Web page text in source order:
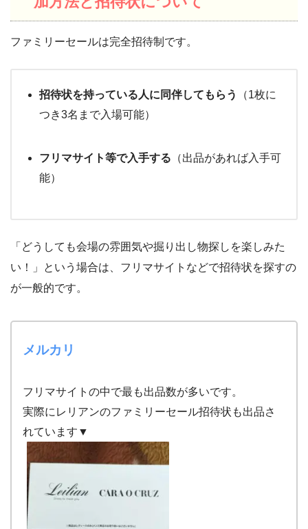
ファミリーセールは完全招待制です。
招待状を持っている人に同伴してもらう
（1枚に
つき3名まで入場可能）
フリマサイト等で入手する （出品があれば入手可
能）
「どうしても会場の雰囲気や掘り出し物探しを楽しみた
い！」という場合は、フリマサイトなどで招待状を探すの
が一般的です。
メルカリ
フリマサイトの中で最も出品数が多いです。
実際にレリアンのファミリーセール招待状も出品さ
れています▼